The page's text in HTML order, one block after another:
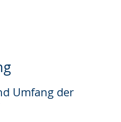
Umfang der